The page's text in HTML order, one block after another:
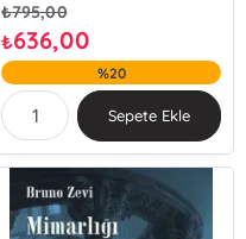
₺795,00
₺636,00
%20
Sepete Ekle